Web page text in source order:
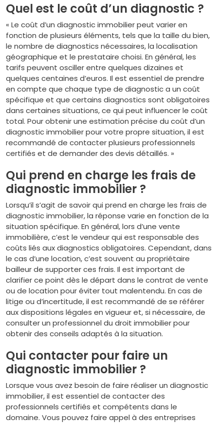
Quel est le coût d’un diagnostic ?
« Le coût d’un diagnostic immobilier peut varier en
fonction de plusieurs éléments, tels que la taille du bien,
le nombre de diagnostics nécessaires, la localisation
géographique et le prestataire choisi. En général, les
tarifs peuvent osciller entre quelques dizaines et
quelques centaines d’euros. Il est essentiel de prendre
en compte que chaque type de diagnostic a un coût
spécifique et que certains diagnostics sont obligatoires
dans certaines situations, ce qui peut influencer le coût
total. Pour obtenir une estimation précise du coût d’un
diagnostic immobilier pour votre propre situation, il est
recommandé de contacter plusieurs professionnels
certifiés et de demander des devis détaillés. »
Qui prend en charge les frais de
diagnostic immobilier ?
Lorsqu’il s’agit de savoir qui prend en charge les frais de
diagnostic immobilier, la réponse varie en fonction de la
situation spécifique. En général, lors d’une vente
immobilière, c’est le vendeur qui est responsable des
coûts liés aux diagnostics obligatoires. Cependant, dans
le cas d’une location, c’est souvent au propriétaire
bailleur de supporter ces frais. Il est important de
clarifier ce point dès le départ dans le contrat de vente
ou de location pour éviter tout malentendu. En cas de
litige ou d’incertitude, il est recommandé de se référer
aux dispositions légales en vigueur et, si nécessaire, de
consulter un professionnel du droit immobilier pour
obtenir des conseils adaptés à la situation.
Qui contacter pour faire un
diagnostic immobilier ?
Lorsque vous avez besoin de faire réaliser un diagnostic
immobilier, il est essentiel de contacter des
professionnels certifiés et compétents dans le
domaine. Vous pouvez faire appel à des entreprises